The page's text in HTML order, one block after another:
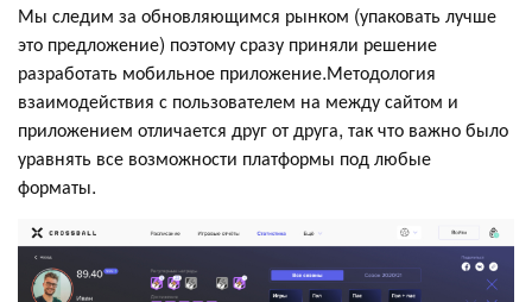
Мы следим за обновляющимся рынком (упаковать лучше
это предложение) поэтому сразу приняли решение
разработать мобильное приложение.Методология
взаимодействия с пользователем на между сайтом и
приложением отличается друг от друга, так что важно было
уравнять все возможности платформы под любые
форматы.